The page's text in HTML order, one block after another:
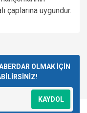
çaplarına uygundur.
OLMAK İÇİN
KAYDOL